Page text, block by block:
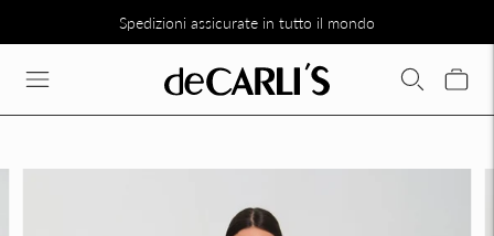
Spedizioni assicurate in tutto il mondo